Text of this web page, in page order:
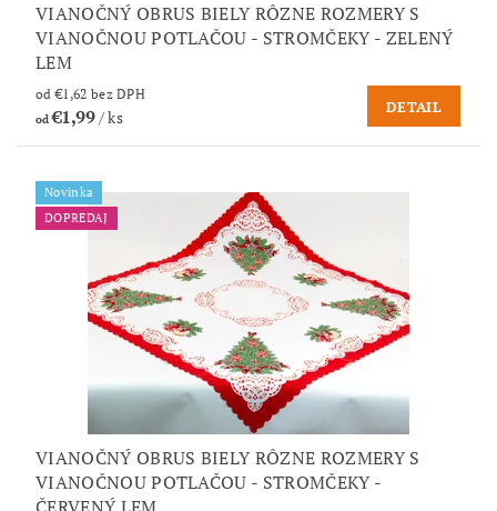
VIANOČNÝ OBRUS BIELY RÔZNE ROZMERY S
VIANOČNOU POTLAČOU - STROMČEKY - ZELENÝ
LEM
od €1,62 bez DPH
od€1,99/ ks
DETAIL
Novinka
DOPREDAJ
VIANOČNÝ OBRUS BIELY RÔZNE ROZMERY S
VIANOČNOU POTLAČOU - STROMČEKY -